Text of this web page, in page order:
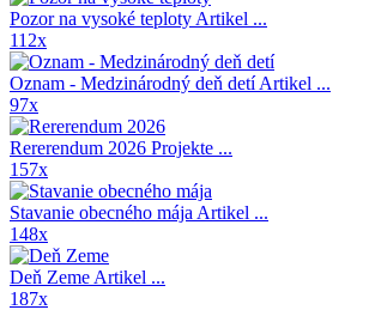
Pozor na vysoké teploty Artikel ...
112x
Oznam - Medzinárodný deň detíArtikel ...
97x
Rererendum 2026 Projekte ...
157x
Stavanie obecného mája Artikel ...
148x
Deň Zeme Artikel ...
187x